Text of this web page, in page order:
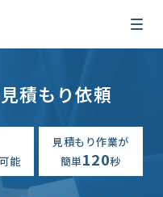
積もり依頼
能
見積もり作業が
簡単120秒